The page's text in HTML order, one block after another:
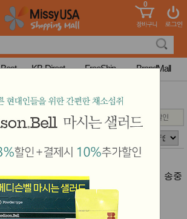
0
Best KB-Direct FreeShip BrandMall
닥터린 슈퍼 글루타치온 맥스 필름형 송중
기 글루타치온 (427mg x 120매)
닥터린 글루타치온 53~63% 할인
$300.00 $120.00 (60% off)